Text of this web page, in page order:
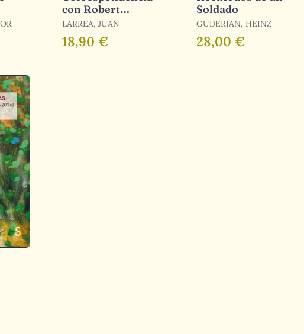
con Robert
Gurney
LARREA, JUAN
18,90 €
Soldado
GUDERIAN, HEINZ
28,00 €